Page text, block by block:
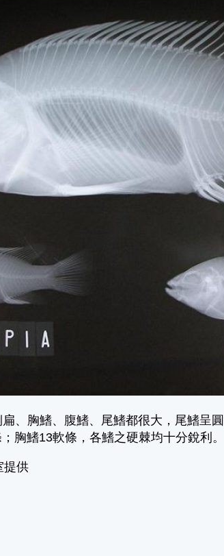
、胸鰭、腹鰭、尾鰭都很大，尾鰭呈
胸鰭13軟條，各鰭之硬棘均十分銳利。
提供